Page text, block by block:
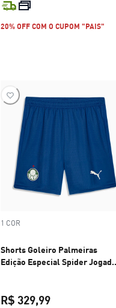
20% OFF COM O CUPOM "PAIS"
1 COR
Shorts Goleiro Palmeiras
Edição Especial Spider
R$ 329,99